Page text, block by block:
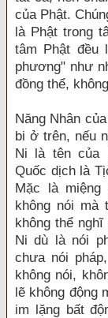
của Phật.
là Phật trong
tâm Phật đều
phương" như
đồng thể,
Năng Nhân
bi ở trên, nếu
Ni là tên của
Quốc dịch là
Mặc là miệng
không nói mà
không thể
Ni dù là nói
chưa nói
không nói,
lẽ không động
im lặng bất